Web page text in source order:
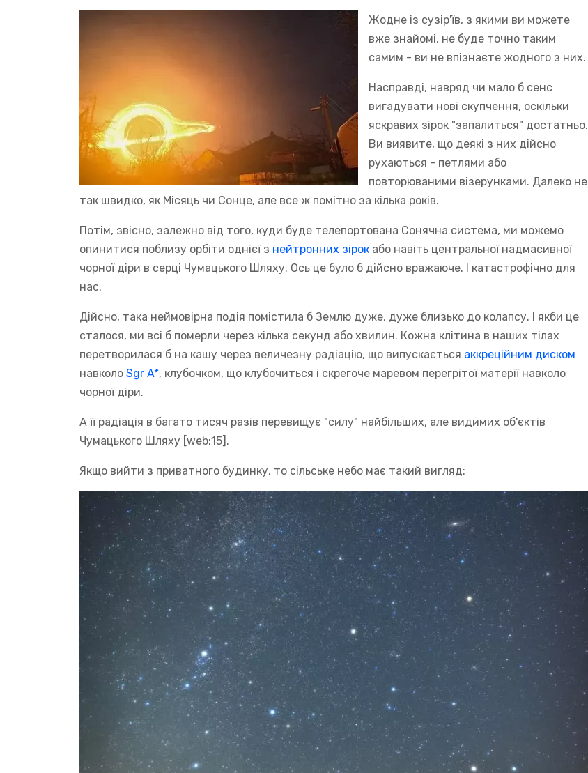
Жодне із сузір'їв, з якими ви можете
вже знайомі, не буде точно таким
самим - ви не впізнаєте жодного з них.
Насправді, навряд чи мало б сенс
вигадувати нові скупчення, оскільки
яскравих зірок "запалиться" достатньо.
Ви виявите, що деякі з них дійсно
рухаються - петлями або
повторюваними візерунками. Далеко не
так швидко, як Місяць чи Сонце, але все ж помітно за кілька років.
Потім, звісно, залежно від того, куди буде телепортована Сонячна система, ми можемо
опинитися поблизу орбіти однієї з нейтронних зірок або навіть центральної надмасивної
чорної діри в серці Чумацького Шляху. Ось це було б дійсно вражаюче. І катастрофічно для
нас.
Дійсно, така неймовірна подія помістила б Землю дуже, дуже близько до колапсу. І якби це
сталося, ми всі б померли через кілька секунд або хвилин. Кожна клітина в наших тілах
перетворилася б на кашу через величезну радіацію, що випускається аккреційним диском
навколо Sgr A*, клубочком, що клубочиться і скрегоче маревом перегрітої матерії навколо
чорної діри.
А її радіація в багато тисяч разів перевищує "силу" найбільших, але видимих об'єктів
Чумацького Шляху [web:15].
Якщо вийти з приватного будинку, то сільське небо має такий вигляд: